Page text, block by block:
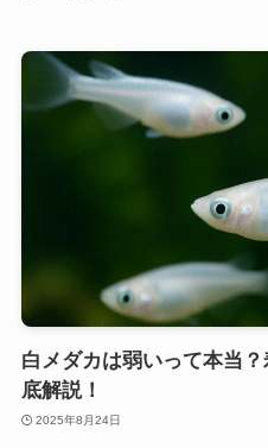
白メダカは弱いって本当
底解説！
2025年8月24日